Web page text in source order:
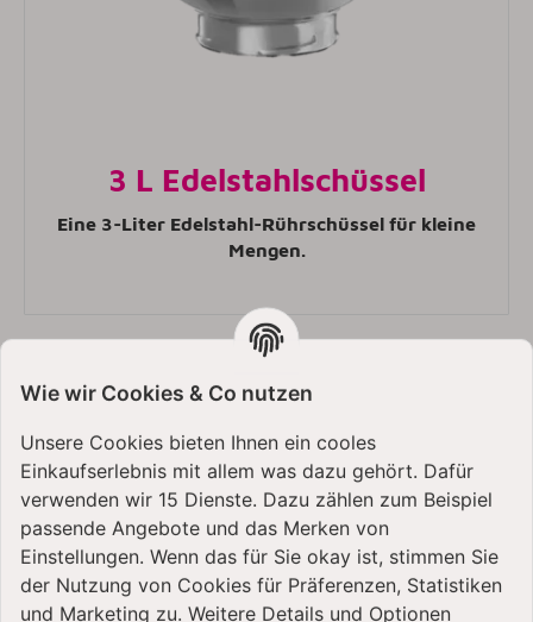
3 L Edelstahlschüssel
Eine 3-Liter Edelstahl-Rührschüssel für kleine
Mengen.
KitchenAid 5KSM185 |
Die Artisan 4,8 Liter
Wie wir Cookies & Co nutzen
Unsere Cookies bieten Ihnen ein cooles
Einkaufserlebnis mit allem was dazu gehört. Dafür
verwenden wir 15 Dienste. Dazu zählen zum Beispiel
passende Angebote und das Merken von
Einstellungen. Wenn das für Sie okay ist, stimmen Sie
der Nutzung von Cookies für Präferenzen, Statistiken
und Marketing zu. Weitere Details und Optionen